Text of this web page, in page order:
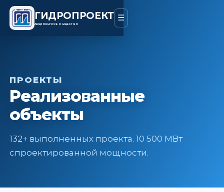
ГИДРОПРОЕКТ
АКЦИОНЕРНОЕ ОБЩЕСТВО
☰
ПРОЕКТЫ
Реализованные
объекты
132+ выполненных проекта. 10 500 МВт
спроектированной мощности.